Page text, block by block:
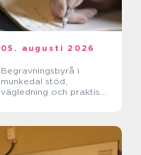
05. augusti 2026
Begravningsbyrå i
munkedal stöd,
vägledning och praktisk